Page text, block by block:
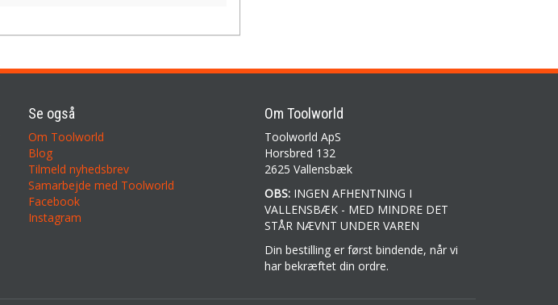
Se også
Om Toolworld
Blog
Tilmeld nyhedsbrev
Samarbejde med Toolworld
Facebook
Instagram
Om Toolworld
Toolworld ApS
Horsbred 132
2625 Vallensbæk
OBS:INGEN AFHENTNING I
VALLENSBÆK - MED MINDRE DET
STÅR NÆVNT UNDER VAREN
Din bestilling er først bindende, når vi
har bekræftet din ordre.